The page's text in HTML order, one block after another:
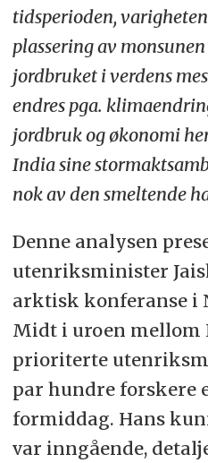
tidsperioden,
plassering av
jordbruket i verdens
endres pga.
jordbruk og økonomi
India sine
nok av den smeltende
Denne analysen
utenriksminister
arktisk konferanse i
Midt i uroen mellom
prioriterte
par hundre forskere
formiddag. Hans
var inngående,